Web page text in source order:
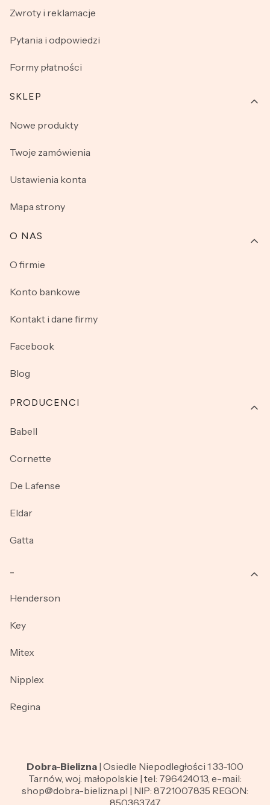
Zapoznaj się z naszą kolekcją brazylian i wypełnij swoją
Zwroty i reklamacje
Pytania i odpowiedzi
Formy płatności
SKLEP
Nowe produkty
Twoje zamówienia
Ustawienia konta
Mapa strony
O NAS
O firmie
Konto bankowe
Kontakt i dane firmy
Facebook
Blog
PRODUCENCI
Babell
Cornette
De Lafense
Eldar
Gatta
Henderson
Key
Mitex
Nipplex
Regina
Dobra-Bielizna | Osiedle Niepodległości 1 33-100
Tarnów, woj. małopolskie | tel: 796424013, e-mail:
shop@dobra-bielizna.pl | NIP: 8721007835 REGON:
850363747